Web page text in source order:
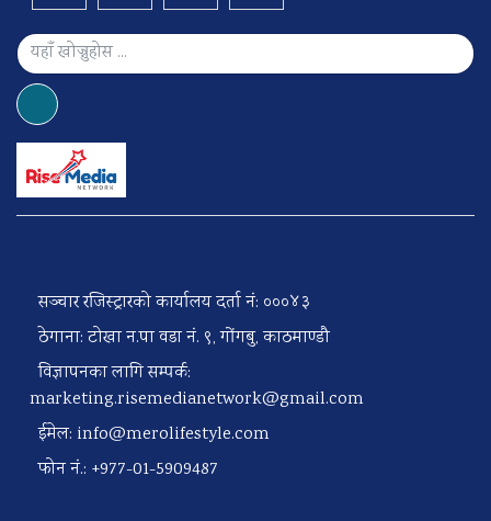
सञ्चार रजिस्ट्रारको कार्यालय दर्ता नं: ०००४३
ठेगाना: टोखा न.पा वडा नं. ९, गोंगबु, काठमाण्डौ
विज्ञापनका लागि सम्पर्क:
marketing.risemedianetwork@gmail.com
ईमेल: info@merolifestyle.com
फोन नं.: +977-01-5909487